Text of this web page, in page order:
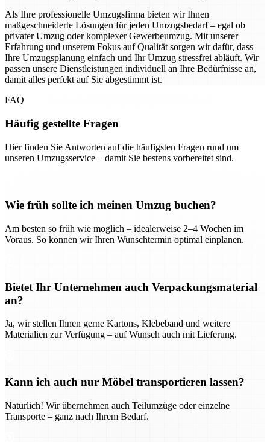
Als Ihre professionelle Umzugsfirma bieten wir Ihnen
maßgeschneiderte Lösungen für jeden Umzugsbedarf – egal ob
privater Umzug oder komplexer Gewerbeumzug. Mit unserer
Erfahrung und unserem Fokus auf Qualität sorgen wir dafür, dass
Ihre Umzugsplanung einfach und Ihr Umzug stressfrei abläuft. Wir
passen unsere Dienstleistungen individuell an Ihre Bedürfnisse an,
damit alles perfekt auf Sie abgestimmt ist.
FAQ
Häufig gestellte Fragen
Hier finden Sie Antworten auf die häufigsten Fragen rund um
unseren Umzugsservice – damit Sie bestens vorbereitet sind.
Wie früh sollte ich meinen Umzug buchen?
Am besten so früh wie möglich – idealerweise 2–4 Wochen im
Voraus. So können wir Ihren Wunschtermin optimal einplanen.
Bietet Ihr Unternehmen auch Verpackungsmaterial
an?
Ja, wir stellen Ihnen gerne Kartons, Klebeband und weitere
Materialien zur Verfügung – auf Wunsch auch mit Lieferung.
Kann ich auch nur Möbel transportieren lassen?
Natürlich! Wir übernehmen auch Teilumzüge oder einzelne
Transporte – ganz nach Ihrem Bedarf.